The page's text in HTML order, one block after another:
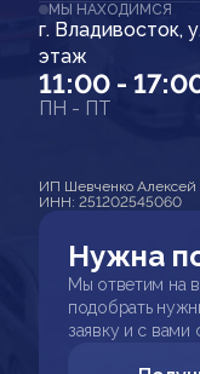
МЫ НАХОДИМСЯ
г. Владивосток,
этаж
11:00 -
ПН - ПТ
ИП Шевченко Алексей
ИНН: 251202545060
Нужна
Мы ответим на
подобрать
заявку и с